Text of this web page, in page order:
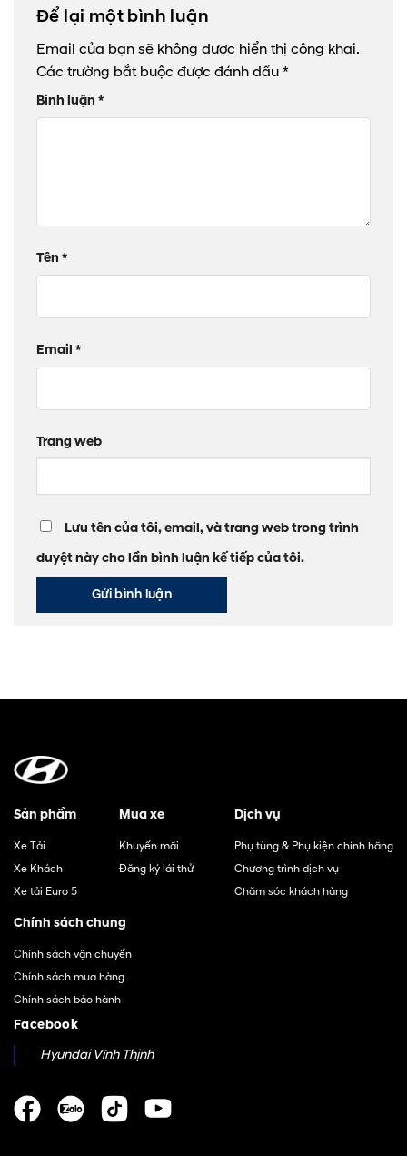
Để lại một bình luận
Email của bạn sẽ không được hiển thị công khai.
Các trường bắt buộc được đánh dấu *
Bình luận *
Tên *
Email *
Trang web
Lưu tên của tôi, email, và trang web trong trình
duyệt này cho lần bình luận kế tiếp của tôi.
Sản phẩm
Xe Tải
Xe Khách
Xe tải Euro 5
Mua xe
Khuyến mãi
Đăng ký lái thử
Dịch vụ
Phụ tùng & Phụ kiện chính hãng
Chương trình dịch vụ
Chăm sóc khách hàng
Chính sách chung
Chính sách vận chuyển
Chính sách mua hàng
Chính sách bảo hành
Facebook
Hyundai Vĩnh Thịnh